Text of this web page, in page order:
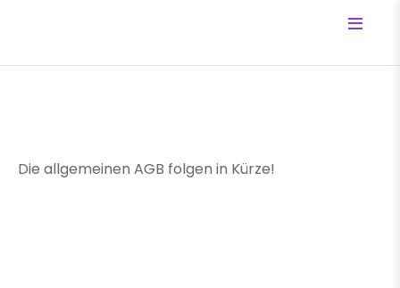
Die allgemeinen AGB folgen in Kürze!